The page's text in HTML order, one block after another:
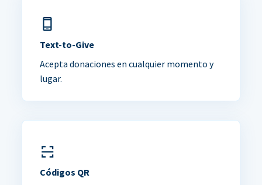
Text-to-Give
Acepta donaciones en cualquier momento y
lugar.
Códigos QR